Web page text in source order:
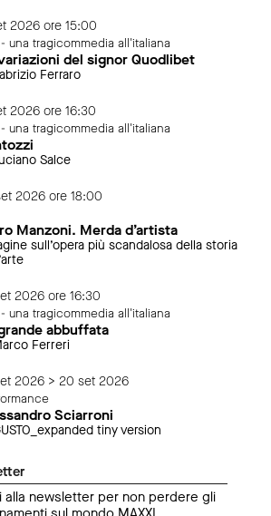
2026 ore 15:00
una tragicommedia all'italiana
del signor Quodlibet
Ferraro
2026 ore 16:30
una tragicommedia all'italiana
Salce
2026 ore 18:00
Manzoni. Merda d’artista
sull’opera più scandalosa della storia
2026 ore 16:30
una tragicommedia all'italiana
abbuffata
Ferreri
2026 > 20 set 2026
Sciarroni
tiny version
alla newsletter per non perdere gli